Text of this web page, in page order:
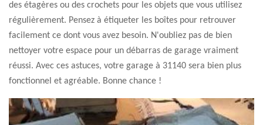
des étagères ou des crochets pour les objets que vous utilisez
régulièrement. Pensez à étiqueter les boîtes pour retrouver
facilement ce dont vous avez besoin. N'oubliez pas de bien
nettoyer votre espace pour un débarras de garage vraiment
réussi. Avec ces astuces, votre garage à 31140 sera bien plus
fonctionnel et agréable. Bonne chance !